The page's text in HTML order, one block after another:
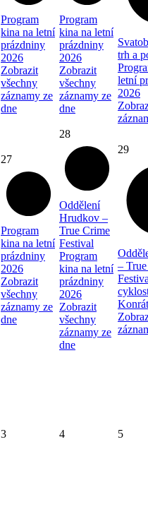
Program
kina na letní
prázdniny
2026
Zobrazit
všechny
záznamy ze
dne
Program
kina na letní
prázdniny
2026
Zobrazit
všechny
záznamy ze
dne
trh a
letní
2026
27
Program
kina na letní
prázdniny
2026
Zobrazit
všechny
záznamy ze
dne
28
Oddělení
Hrudkov –
True Crime
Festival
Program
kina na letní
prázdniny
2026
Zobrazit
všechny
záznamy ze
dne
29
–
3 4 5